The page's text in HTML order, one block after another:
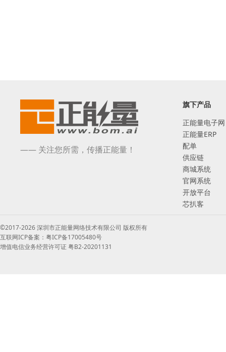
—— 关注您所需，传播正能量！
旗下产品
正能量电子网
正能量ERP
配单
供应链
商城系统
官网系统
开放平台
芯扒客
©2017-2026 深圳市正能量网络技术有限公司 版权所有
互联网ICP备案：粤ICP备17005480号
增值电信业务经营许可证 粤B2-20201131